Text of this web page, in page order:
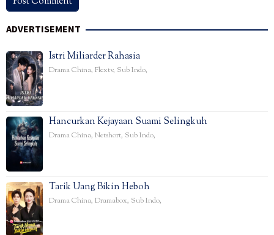
ADVERTISEMENT
Istri Miliarder Rahasia
Drama China, Flextv, Sub Indo,
Hancurkan Kejayaan Suami Selingkuh
Drama China, Netshort, Sub Indo,
Tarik Uang Bikin Heboh
Drama China, Dramabox, Sub Indo,